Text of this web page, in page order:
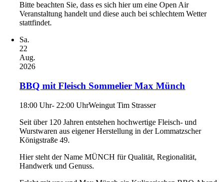
Bitte beachten Sie, dass es sich hier um eine Open Air
Veranstaltung handelt und diese auch bei schlechtem Wetter
stattfindet.
Sa.
22
Aug.
2026
BBQ mit Fleisch Sommelier Max Münch
18:00 Uhr- 22:00 UhrWeingut Tim Strasser
Seit über 120 Jahren entstehen hochwertige Fleisch- und
Wurstwaren aus eigener Herstellung in der Lommatzscher
Königstraße 49.
Hier steht der Name MÜNCH für Qualität, Regionalität,
Handwerk und Genuss.